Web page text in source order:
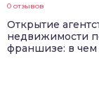
0 отзывов
Открытие
недвижимости
франшизе: в